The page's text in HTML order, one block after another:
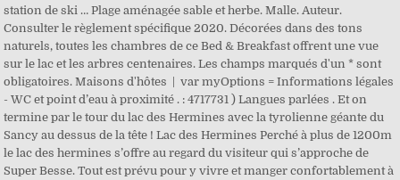
station de ski … Plage aménagée sable et herbe. Malle. Auteur.
Consulter le règlement spécifique 2020. Décorées dans des tons
naturels, toutes les chambres de ce Bed & Breakfast offrent une vue
sur le lac et les arbres centenaires. Les champs marqués d'un * sont
obligatoires. Maisons d'hôtes | var myOptions = Informations légales
- WC et point d’eau à proximité . : 4717731 ) Langues parlées . Et on
termine par le tour du lac des Hermines avec la tyrolienne géante du
Sancy au dessus de la tête ! Lac des Hermines Perché à plus de 1200m
le lac des hermines s’offre au regard du visiteur qui s’approche de
Super Besse. Tout est prévu pour y vivre et manger confortablement à